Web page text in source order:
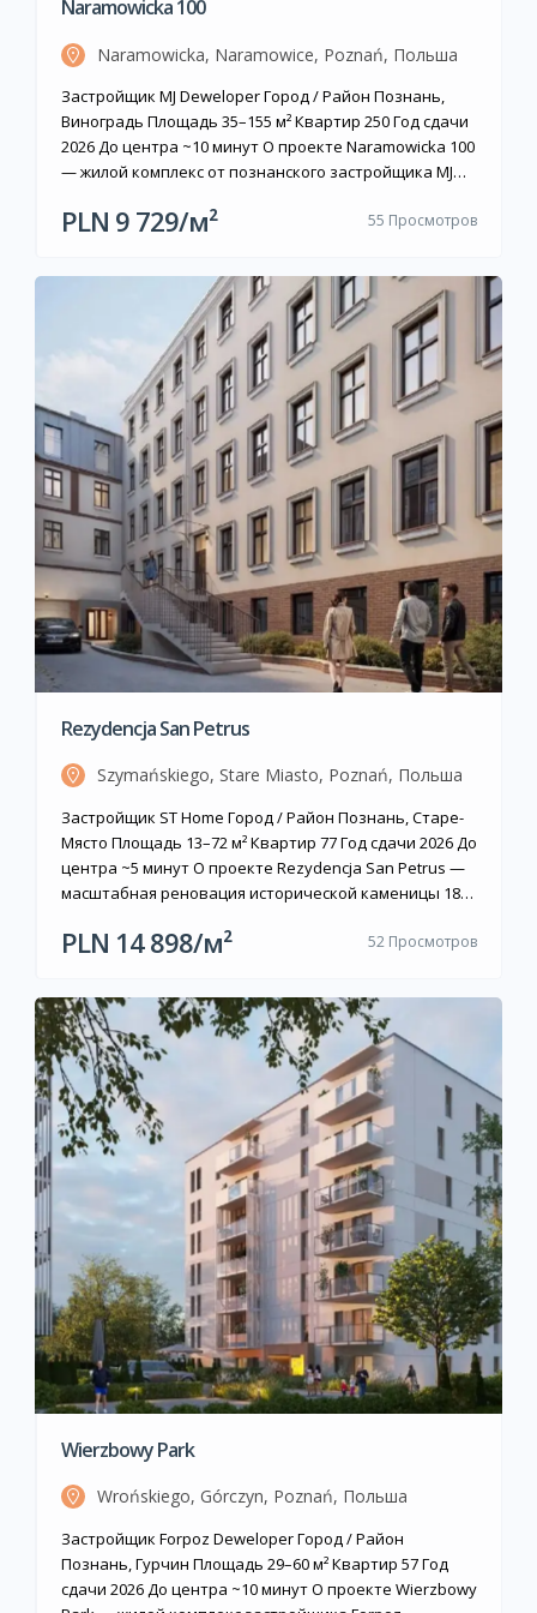
Naramowicka 100
Naramowicka, Naramowice, Poznań, Польша
Застройщик MJ Deweloper Город / Район Познань,
Виноградь Площадь 35–155 м² Квартир 250 Год сдачи
2026 До центра ~10 минут О проекте Naramowicka 100
— жилой комплекс от познанского застройщика MJ
Виноградь на севере города. Проект включает
общим числом 250 квартир: от […]
PLN 9 729/м² 55 Просмотров
Rezydencja San Petrus
Szymańskiego, Stare Miasto, Poznań, Польша
Застройщик ST Home Город / Район Познань, Старе-
Място Площадь 13–72 м² Квартир 77 Год сдачи 2026 До
центра ~5 минут О проекте Rezydencja San Petrus —
масштабная реновация исторической каменицы 1890
ST Home сохранил классицистический фасад здания и
объединив архитектурное наследие с
современными стандартами […]
PLN 14 898/м² 52 Просмотров
Wierzbowy Park
Wrońskiego, Górczyn, Poznań, Польша
Застройщик Forpoz Deweloper Город / Район
Познань, Гурчин Площадь 29–60 м² Квартир 57 Год
сдачи 2026 До центра ~10 минут О проекте Wierzbowy